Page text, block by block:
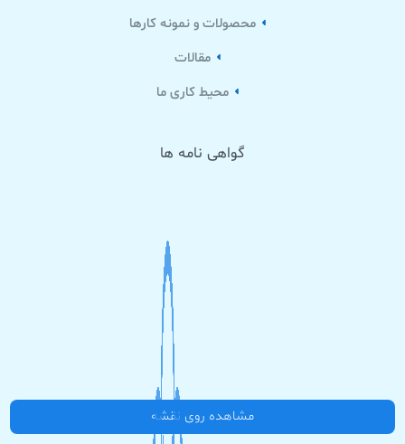
محصولات و نمونه کارها
مقالات
محیط کاری ما
گواهی نامه ها
مشاهده روی نقشه